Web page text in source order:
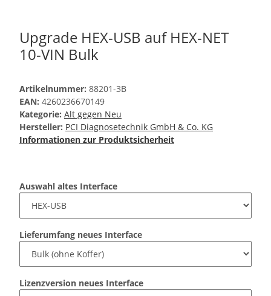
Upgrade HEX-USB auf HEX-NET
10-VIN Bulk
Artikelnummer: 88201-3B
EAN: 4260236670149
Kategorie: Alt gegen Neu
Hersteller: PCI Diagnosetechnik GmbH & Co. KG
Informationen zur Produktsicherheit
Auswahl altes Interface
Lieferumfang neues Interface
Lizenzversion neues Interface